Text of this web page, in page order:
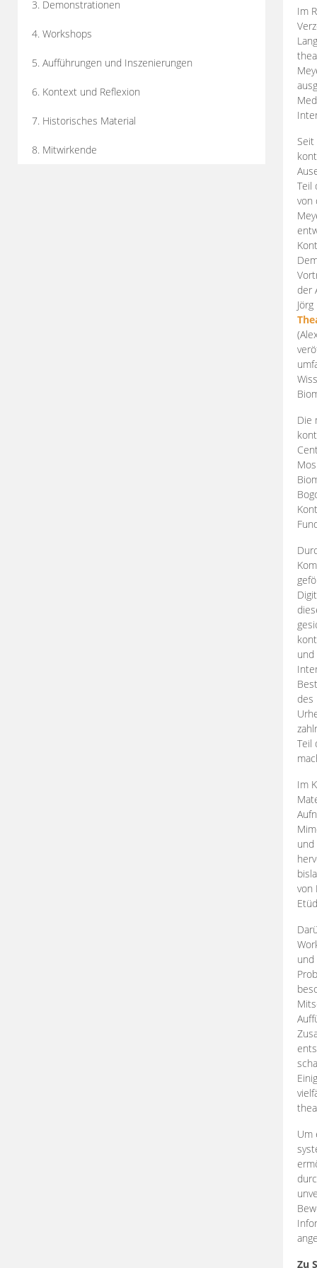
3. Demonstrationen
4. Workshops
5. Aufführungen und Inszenierungen
6. Kontext und Reflexion
7. Historisches Material
8. Mitwirkende
Im
Teil
von
der
Die
des
Teil
Im
und
von
und
Um
Zu